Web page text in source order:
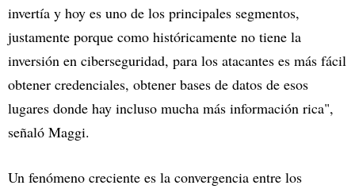
invertía y hoy es uno de los principales segmentos,
justamente porque como históricamente no tiene la
inversión en ciberseguridad, para los atacantes es más fácil
obtener credenciales, obtener bases de datos de esos
lugares donde hay incluso mucha más información rica",
señaló Maggi.
Un fenómeno creciente es la convergencia entre los